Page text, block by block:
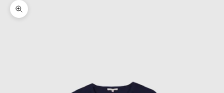
Zoomer sur l'image